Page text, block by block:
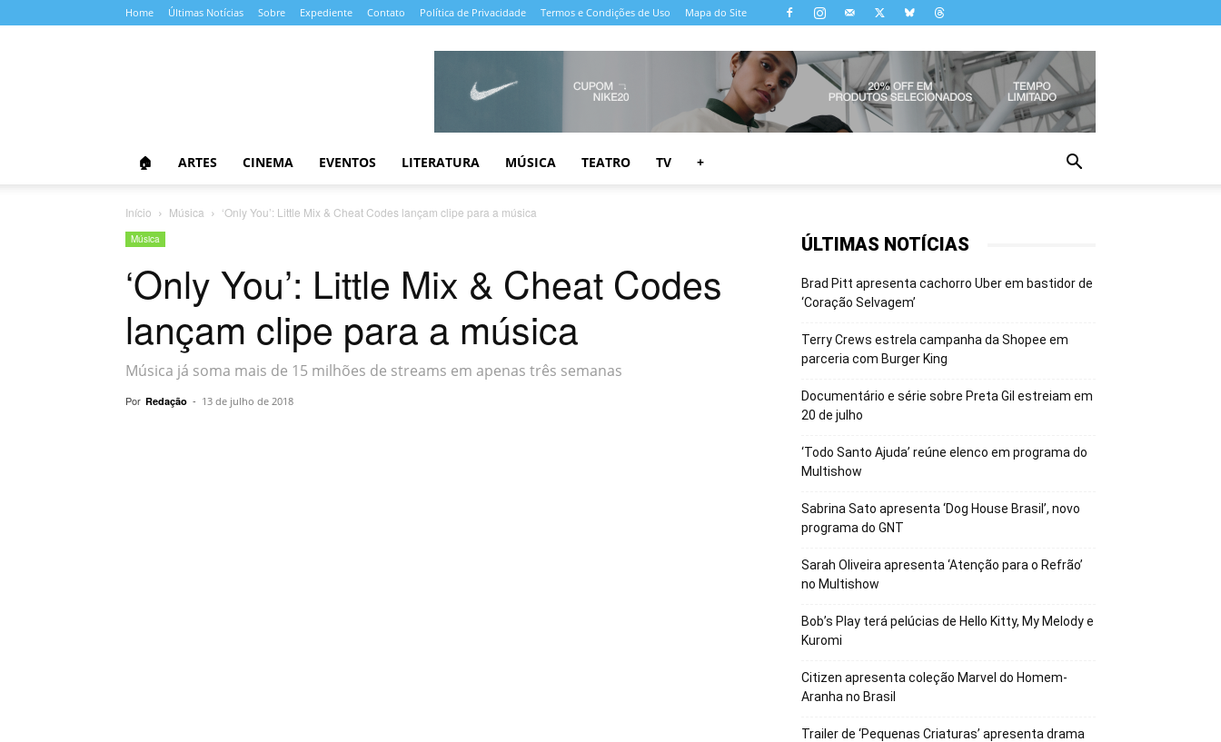
Home Últimas Notícias Sobre Expediente Contato Política de Privacidade Termos e Condições de Uso Mapa do Site
🏠 ARTES CINEMA EVENTOS LITERATURA MÚSICA TEATRO TV +
Início Música ‘Only You’: Little Mix & Cheat Codes lançam clipe para a música
Música
‘Only You’: Little Mix & Cheat Codes
lançam clipe para a música
Música já soma mais de 15 milhões de streams em apenas três semanas
Por Redação - 13 de julho de 2018
ÚLTIMAS NOTÍCIAS
Brad Pitt apresenta cachorro Uber em bastidor de
‘Coração Selvagem’
Terry Crews estrela campanha da Shopee em
parceria com Burger King
Documentário e série sobre Preta Gil estreiam em
20 de julho
‘Todo Santo Ajuda’ reúne elenco em programa do
Multishow
Sabrina Sato apresenta ‘Dog House Brasil’, novo
programa do GNT
Sarah Oliveira apresenta ‘Atenção para o Refrão’
no Multishow
Bob’s Play terá pelúcias de Hello Kitty, My Melody e
Kuromi
Citizen apresenta coleção Marvel do Homem-
Aranha no Brasil
Trailer de ‘Pequenas Criaturas’ apresenta drama